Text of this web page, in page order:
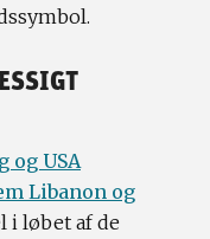
og USA
Libanon og
i løbet af de